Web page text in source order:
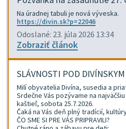
Na úradnej tabuli je nová výveska.
https://divin.sk?p=22046
Odoslané: 23. júla 2026 13:34
Zobraziť článok
SLÁVNOSTI POD
Milí obyvatelia Divína, susedia a
Srdečne Vás pozývame na
kaštieľ, sobota 25.7.2026.
Čaká na Vás deň plný tradícií,
ČO SME SI PRE VÁS PRIPRAVILI?